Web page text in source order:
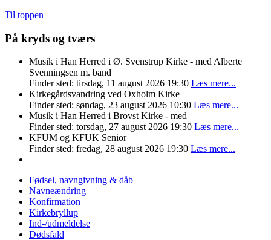
Til toppen
På kryds og tværs
Musik i Han Herred i Ø. Svenstrup Kirke - med Alberte
Svenningsen m. band
Finder sted: tirsdag, 11 august 2026 19:30 Læs mere...
Kirkegårdsvandring ved Oxholm Kirke
Finder sted: søndag, 23 august 2026 10:30 Læs mere...
Musik i Han Herred i Brovst Kirke - med
Finder sted: torsdag, 27 august 2026 19:30 Læs mere...
KFUM og KFUK Senior
Finder sted: fredag, 28 august 2026 19:30 Læs mere...
Fødsel, navngivning & dåb
Navneændring
Konfirmation
Kirkebryllup
Ind-/udmeldelse
Dødsfald